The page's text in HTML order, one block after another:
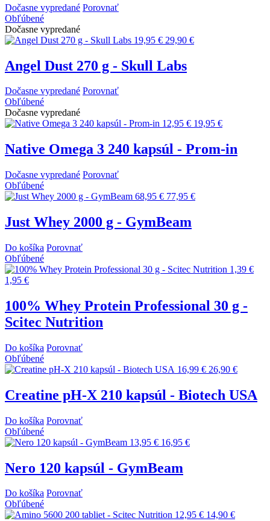
Dočasne vypredané Porovnať
Obľúbené
Dočasne vypredané
19,95 € 29,90 €
Angel Dust 270 g - Skull Labs
Dočasne vypredané Porovnať
Obľúbené
Dočasne vypredané
12,95 € 19,95 €
Native Omega 3 240 kapsúl - Prom-in
Dočasne vypredané Porovnať
Obľúbené
68,95 € 77,95 €
Just Whey 2000 g - GymBeam
Do košíka Porovnať
Obľúbené
1,39 €
1,95 €
100% Whey Protein Professional 30 g -
Scitec Nutrition
Do košíka Porovnať
Obľúbené
16,99 € 26,90 €
Creatine pH-X 210 kapsúl - Biotech USA
Do košíka Porovnať
Obľúbené
13,95 € 16,95 €
Nero 120 kapsúl - GymBeam
Do košíka Porovnať
Obľúbené
12,95 € 14,90 €